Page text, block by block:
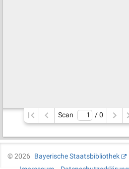
Scan / 0
©2026
Bayerische Staatsbibliothek